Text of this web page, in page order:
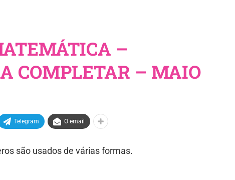
–
COMPLETAR – MAIO
Telegram O email
são usados de várias formas.